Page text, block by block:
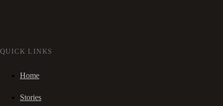
QUICK LINKS
Home
Stories